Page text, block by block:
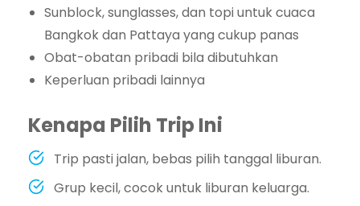
Sunblock, sunglasses, dan topi untuk cuaca
Bangkok dan Pattaya yang cukup panas
Obat-obatan pribadi bila dibutuhkan
Keperluan pribadi lainnya
Kenapa Pilih Trip Ini
Trip pasti jalan, bebas pilih tanggal liburan.
Grup kecil, cocok untuk liburan keluarga.